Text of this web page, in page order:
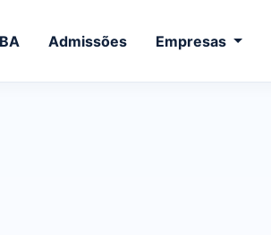
Admissões Empresas